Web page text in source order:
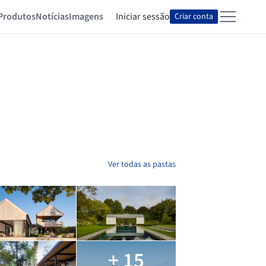
NotíciasImagens Iniciar sessão Criar conta
Ver todas as pastas